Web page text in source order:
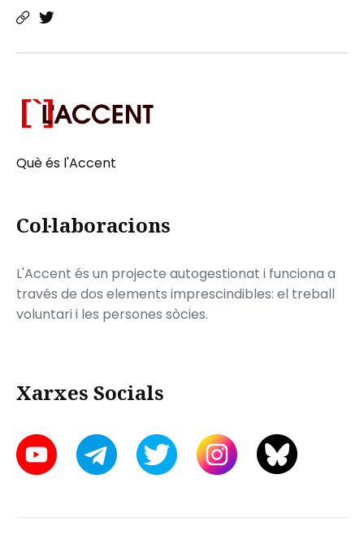
Què és l'Accent
Col·laboracions
L'Accent és un projecte autogestionat i funciona a
través de dos elements imprescindibles: el treball
voluntari i les persones sòcies.
Xarxes Socials